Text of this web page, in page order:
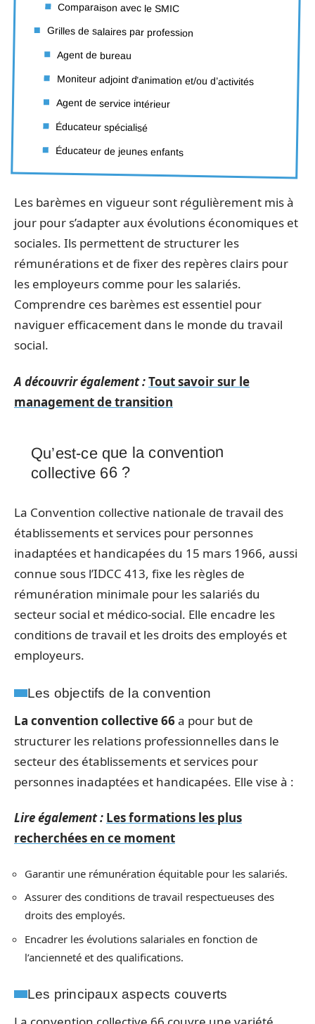
Comparaison avec le SMIC
Grilles de salaires par profession
Agent de bureau
Moniteur adjoint d’animation et/ou d’activités
Agent de service intérieur
Éducateur spécialisé
Éducateur de jeunes enfants
Les barèmes en vigueur sont régulièrement mis à
jour pour s’adapter aux évolutions économiques et
sociales. Ils permettent de structurer les
rémunérations et de fixer des repères clairs pour
les employeurs comme pour les salariés.
Comprendre ces barèmes est essentiel pour
naviguer efficacement dans le monde du travail
social.
A découvrir également :Tout savoir sur le
management de transition
Qu’est-ce que la convention
collective 66 ?
La Convention collective nationale de travail des
établissements et services pour personnes
inadaptées et handicapées du 15 mars 1966, aussi
connue sous l’IDCC 413, fixe les règles de
rémunération minimale pour les salariés du
secteur social et médico-social. Elle encadre les
conditions de travail et les droits des employés et
employeurs.
Les objectifs de la convention
La convention collective 66a pour but de
structurer les relations professionnelles dans le
secteur des établissements et services pour
personnes inadaptées et handicapées. Elle vise à :
Lire également : Les formations les plus
recherchées en ce moment
Garantir une rémunération équitable pour les salariés.
Assurer des conditions de travail respectueuses des
droits des employés.
Encadrer les évolutions salariales en fonction de
l’ancienneté et des qualifications.
Les principaux aspects couverts